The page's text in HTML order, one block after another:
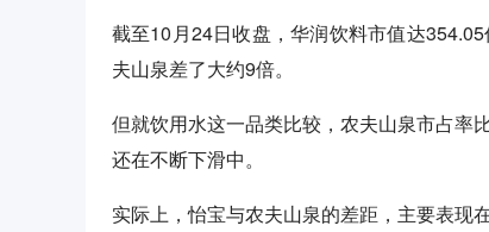
截至10月24日收盘，华润饮料市值达
夫山泉差了大约9倍。
但就饮用水这一品类比较，农夫山泉市占率
还在不断下滑中。
实际上，怡宝与农夫山泉的差距，主要表现